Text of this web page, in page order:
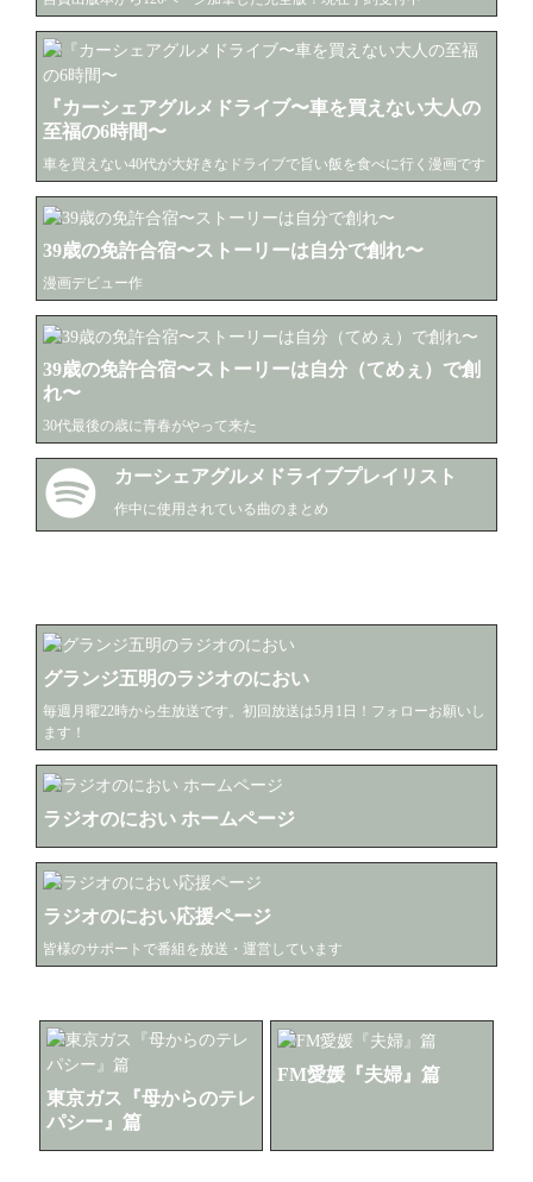
『カーシェアグルメドライブ〜車を買えない大人の
至福の6時間〜
車を買えない40代が大好きなドライブで旨い飯を食べに行く漫画です
39歳の免許合宿〜ストーリーは自分で創れ〜
漫画デビュー作
39歳の免許合宿〜ストーリーは自分（てめぇ）で創
れ〜
30代最後の歳に青春がやって来た
カーシェアグルメドライブプレイリスト
作中に使用されている曲のまとめ
グランジ五明のラジオのにおい
毎週月曜22時から生放送です。初回放送は5月1日！フォローお願いし
ます！
ラジオのにおい ホームページ
ラジオのにおい応援ページ
皆様のサポートで番組を放送・運営しています
東京ガス『母からのテレ
パシー』篇
FM愛媛『夫婦』篇